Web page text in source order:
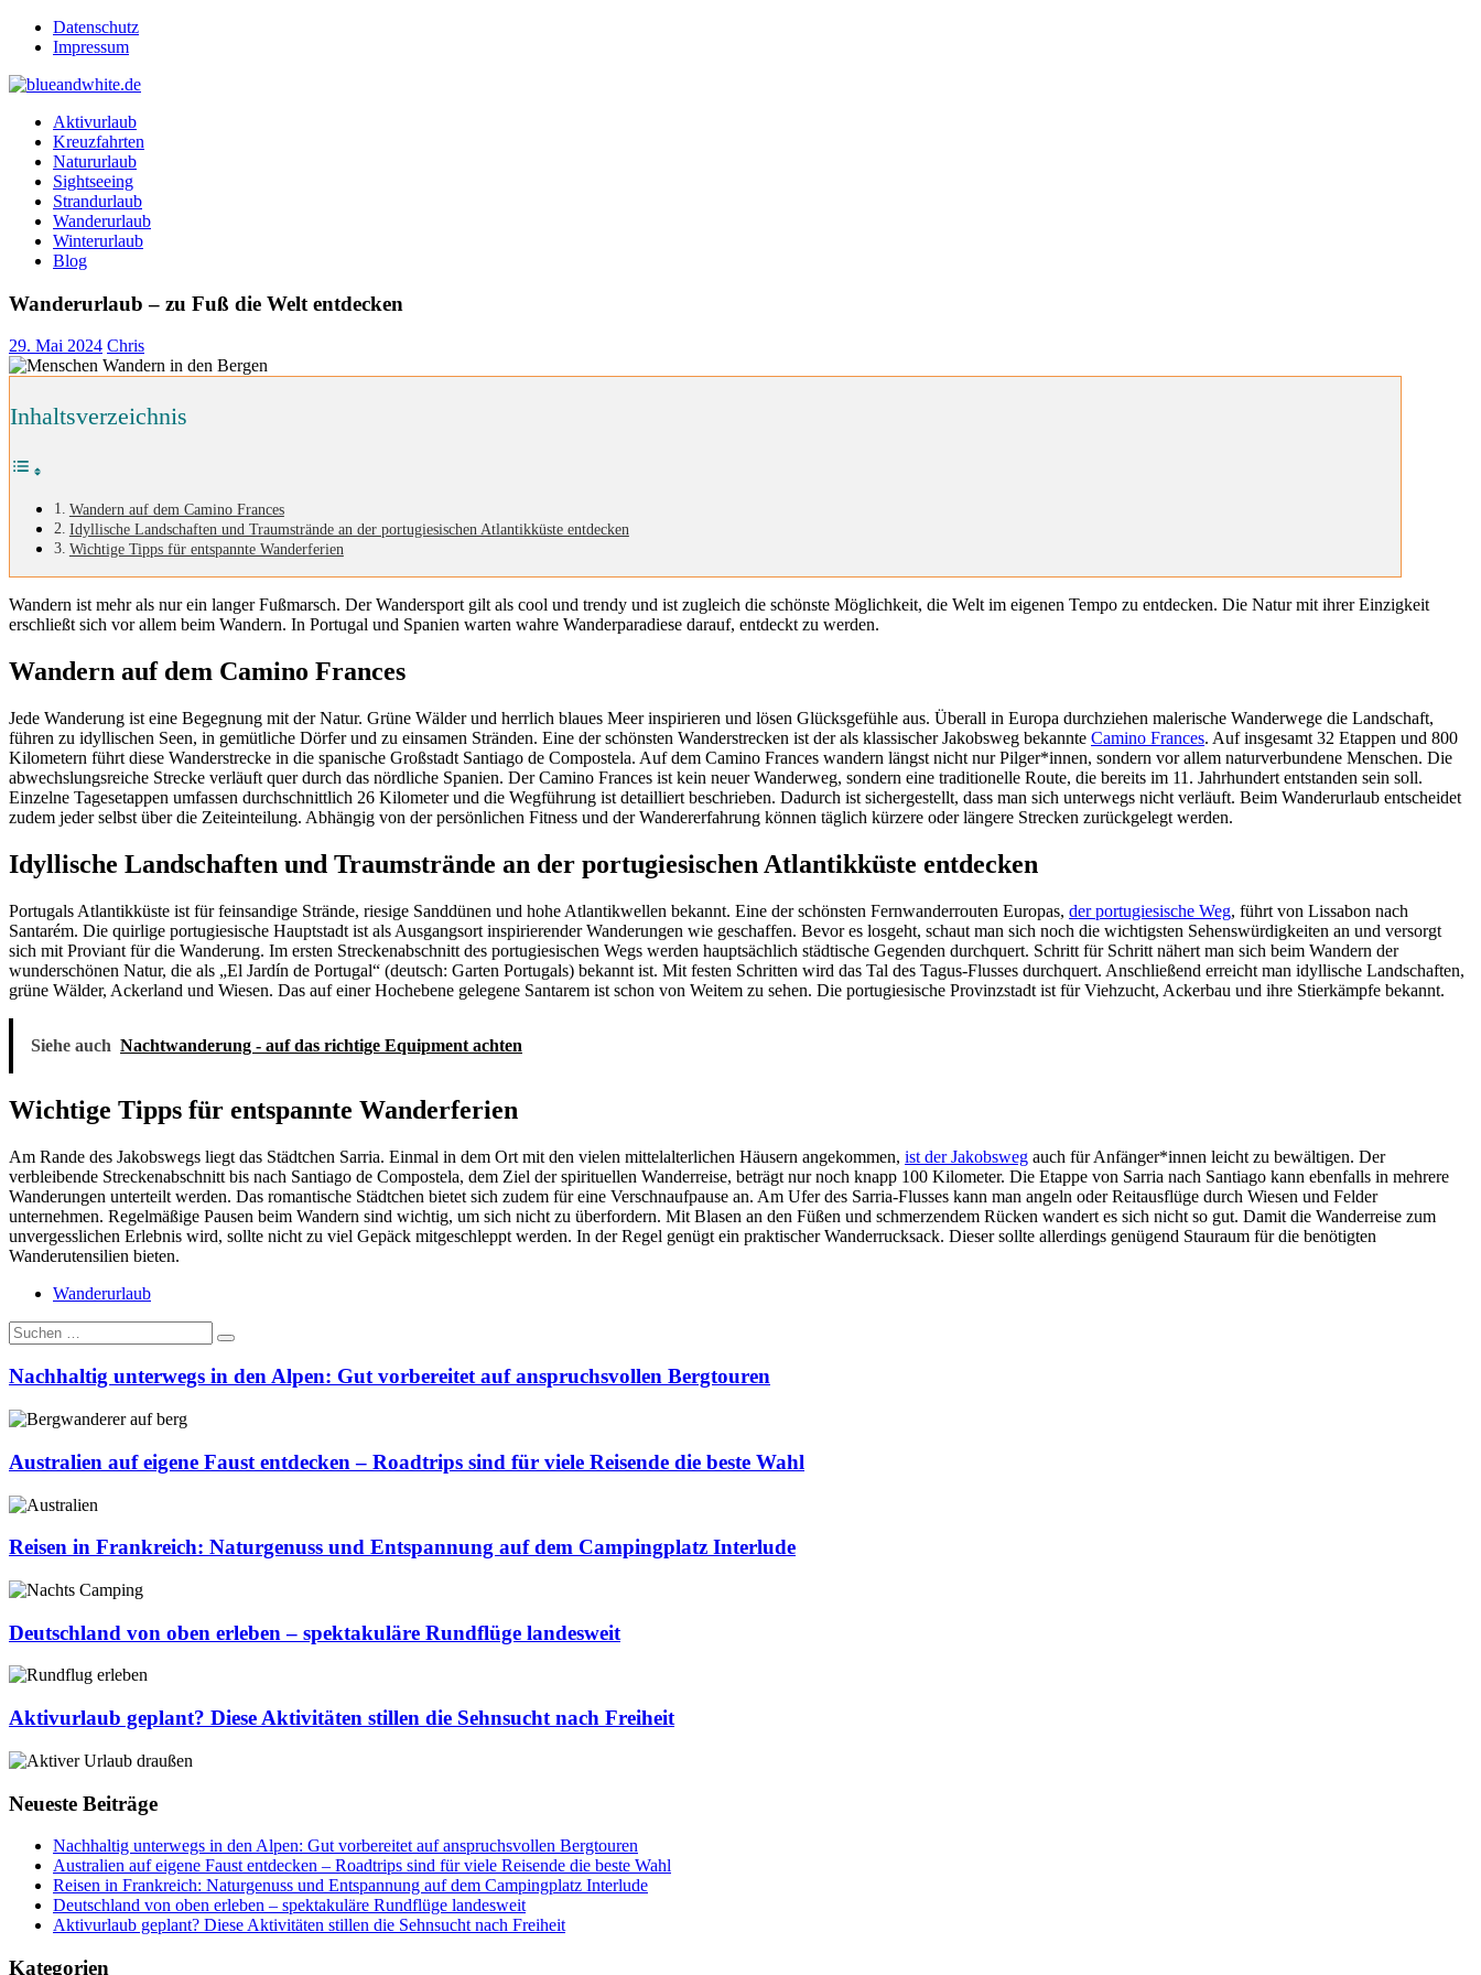
Zum
Inhalt
Datenschutz
Impressum
blueandwhite.de
Reisen und mehr!
Aktivurlaub
Kreuzfahrten
Natururlaub
Sightseeing
Strandurlaub
Wanderurlaub
Winterurlaub
Blog
Wanderurlaub – zu Fuß die Welt entdecken
29. Mai 2024 Chris
Inhaltsverzeichnis
Wandern auf dem Camino Frances
Idyllische Landschaften und Traumstrände an der portugiesischen Atlantikküste entdecken
Wichtige Tipps für entspannte Wanderferien
Wandern ist mehr als nur ein langer Fußmarsch. Der Wandersport gilt als cool und trendy und ist zugleich die schönste Möglichkeit, die Welt im eigenen Tempo zu entdecken. Die Natur mit ihrer Einzigkeit
erschließt sich vor allem beim Wandern. In Portugal und Spanien warten wahre Wanderparadiese darauf, entdeckt zu werden.
Wandern auf dem Camino Frances
Jede Wanderung ist eine Begegnung mit der Natur. Grüne Wälder und herrlich blaues Meer inspirieren und lösen Glücksgefühle aus. Überall in Europa durchziehen malerische Wanderwege die Landschaft,
führen zu idyllischen Seen, in gemütliche Dörfer und zu einsamen Stränden. Eine der schönsten Wanderstrecken ist der als klassischer Jakobsweg bekannte Camino Frances. Auf insgesamt 32 Etappen und 800
Kilometern führt diese Wanderstrecke in die spanische Großstadt Santiago de Compostela. Auf dem Camino Frances wandern längst nicht nur Pilger*innen, sondern vor allem naturverbundene Menschen. Die
abwechslungsreiche Strecke verläuft quer durch das nördliche Spanien. Der Camino Frances ist kein neuer Wanderweg, sondern eine traditionelle Route, die bereits im 11. Jahrhundert entstanden sein soll.
Einzelne Tagesetappen umfassen durchschnittlich 26 Kilometer und die Wegführung ist detailliert beschrieben. Dadurch ist sichergestellt, dass man sich unterwegs nicht verläuft. Beim Wanderurlaub entscheidet
zudem jeder selbst über die Zeiteinteilung. Abhängig von der persönlichen Fitness und der Wandererfahrung können täglich kürzere oder längere Strecken zurückgelegt werden.
Idyllische Landschaften und Traumstrände an der portugiesischen Atlantikküste entdecken
Portugals Atlantikküste ist für feinsandige Strände, riesige Sanddünen und hohe Atlantikwellen bekannt. Eine der schönsten Fernwanderrouten Europas, der portugiesische Weg, führt von Lissabon nach
Santarém. Die quirlige portugiesische Hauptstadt ist als Ausgangsort inspirierender Wanderungen wie geschaffen. Bevor es losgeht, schaut man sich noch die wichtigsten Sehenswürdigkeiten an und versorgt
sich mit Proviant für die Wanderung. Im ersten Streckenabschnitt des portugiesischen Wegs werden hauptsächlich städtische Gegenden durchquert. Schritt für Schritt nähert man sich beim Wandern der
wunderschönen Natur, die als „El Jardín de Portugal“ (deutsch: Garten Portugals) bekannt ist. Mit festen Schritten wird das Tal des Tagus-Flusses durchquert. Anschließend erreicht man idyllische Landschaften,
grüne Wälder, Ackerland und Wiesen. Das auf einer Hochebene gelegene Santarem ist schon von Weitem zu sehen. Die portugiesische Provinzstadt ist für Viehzucht, Ackerbau und ihre Stierkämpfe bekannt.
Siehe auch Nachtwanderung - auf das richtige Equipment achten
Wichtige Tipps für entspannte Wanderferien
Am Rande des Jakobswegs liegt das Städtchen Sarria. Einmal in dem Ort mit den vielen mittelalterlichen Häusern angekommen, ist der Jakobsweg auch für Anfänger*innen leicht zu bewältigen. Der
verbleibende Streckenabschnitt bis nach Santiago de Compostela, dem Ziel der spirituellen Wanderreise, beträgt nur noch knapp 100 Kilometer. Die Etappe von Sarria nach Santiago kann ebenfalls in mehrere
Wanderungen unterteilt werden. Das romantische Städtchen bietet sich zudem für eine Verschnaufpause an. Am Ufer des Sarria-Flusses kann man angeln oder Reitausflüge durch Wiesen und Felder
unternehmen. Regelmäßige Pausen beim Wandern sind wichtig, um sich nicht zu überfordern. Mit Blasen an den Füßen und schmerzendem Rücken wandert es sich nicht so gut. Damit die Wanderreise zum
unvergesslichen Erlebnis wird, sollte nicht zu viel Gepäck mitgeschleppt werden. In der Regel genügt ein praktischer Wanderrucksack. Dieser sollte allerdings genügend Stauraum für die benötigten
Wanderutensilien bieten.
Wanderurlaub
Suche
nach:
Nachhaltig unterwegs in den Alpen: Gut vorbereitet auf anspruchsvollen Bergtouren
Nachhaltig
in
den
Alpen:
Gut
vorbereitet
auf
anspruchsvollen
Bergtouren
Australien auf eigene Faust entdecken – Roadtrips sind für viele Reisende die beste Wahl
Australien
eigene
entdecken
–
Roadtrips
sind
für
viele
die
Wahl
Reisen in Frankreich: Naturgenuss und Entspannung auf dem Campingplatz Interlude
Reisen
Frankreich:
Naturgenuss
und
Entspannung
auf
dem
Campingplatz
Interlude
Deutschland von oben erleben – spektakuläre Rundflüge landesweit
Deutschland
oben
erleben
–
spektakuläre
Rundflüge
landesweit
Aktivurlaub geplant? Diese Aktivitäten stillen die Sehnsucht nach Freiheit
Aktivurlaub
Diese
Sehnsucht
Freiheit
Neueste Beiträge
Nachhaltig unterwegs in den Alpen: Gut vorbereitet auf anspruchsvollen Bergtouren
Australien auf eigene Faust entdecken – Roadtrips sind für viele Reisende die beste Wahl
Reisen in Frankreich: Naturgenuss und Entspannung auf dem Campingplatz Interlude
Deutschland von oben erleben – spektakuläre Rundflüge landesweit
Aktivurlaub geplant? Diese Aktivitäten stillen die Sehnsucht nach Freiheit
Kategorien